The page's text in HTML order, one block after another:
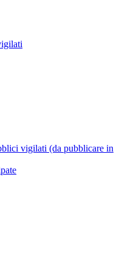
vigilati (da pubblicare in